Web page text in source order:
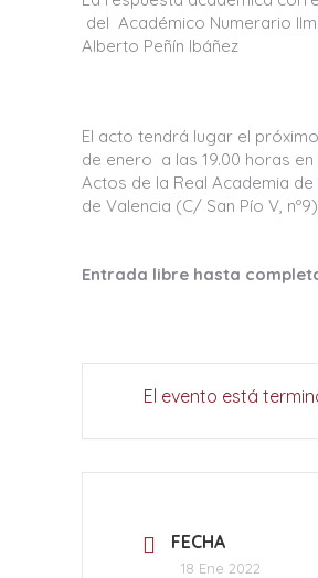
del Académico Numerario
Alberto Peñín Ibáñez
El acto tendrá lugar el
de enero a las 19.00 horas en
Actos de la Real Academia
de Valencia (C/ San Pío V, nº9)
Entrada libre hasta
El evento está
FECHA
18 Ene 2022